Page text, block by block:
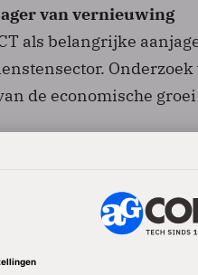
van vernieuwing
als belangrijke
de economische
stellen van
discussie
van
op andere